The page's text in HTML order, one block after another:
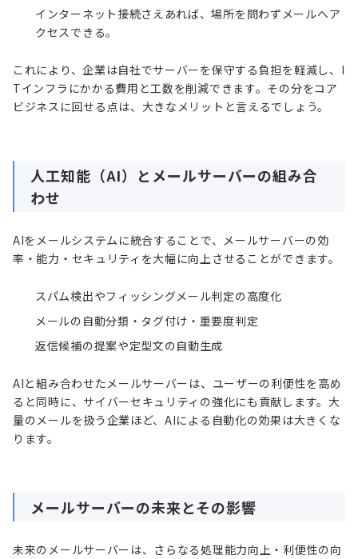
インターネット接続さえあれば、場所を問わずメールへア
クセスできる。
これにより、企業は自社でサーバーを保守する負担を軽減し、I
Tインフラにかかる費用と工数を削減できます。その分をコア
ビジネスに回せる点は、大きなメリットと言えるでしょう。
人工知能（AI）とメールサーバーの組み合
わせ
AIをメールシステムに統合することで、メールサーバーの効
率・能力・セキュリティを大幅に向上させることができます。
スパム検出やフィッシングメール判定の高度化
メールの自動分類・タグ付け・重要度判定
返信候補の提案や定型文の自動生成
AIと組み合わせたメールサーバーは、ユーザーの利便性を高め
ると同時に、サイバーセキュリティの強化にも貢献します。大
量のメールを扱う企業ほど、AIによる自動化の効果は大きくな
ります。
メールサーバーの未来とその影響
未来のメールサーバーは、さらなる処理能力向上・利便性の向